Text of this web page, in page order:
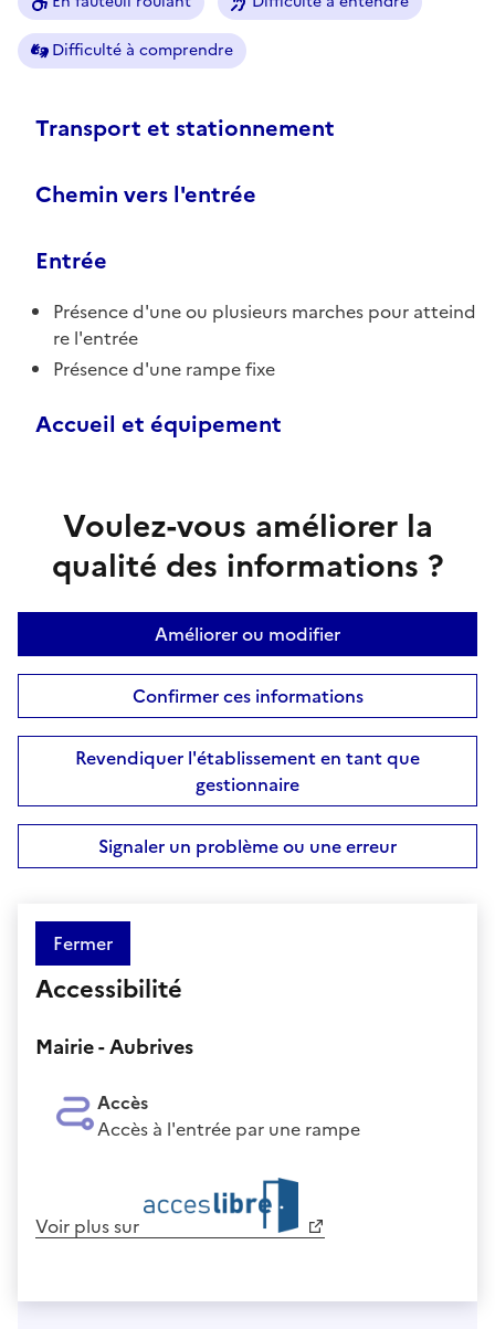
Difficulté à comprendre
Transport et stationnement
Chemin vers l'entrée
Entrée
Présence d'une ou plusieurs marches pour atteind
re l'entrée
Présence d'une rampe fixe
Accueil et équipement
Voulez-vous améliorer la
qualité des informations ?
Améliorer ou modifier
Confirmer ces informations
Revendiquer l'établissement en tant que
gestionnaire
Signaler un problème ou une erreur
Fermer
Accessibilité
Mairie - Aubrives
Accès
Accès à l'entrée par une rampe
Voir plus sur